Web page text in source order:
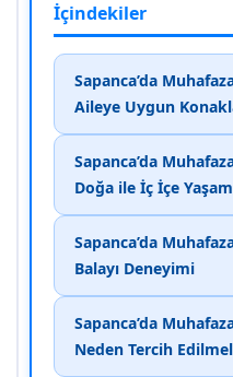
İçindekiler
Sapanca’da
Aileye Uygun
Sapanca’da
Doğa ile İç İçe Yaşam
Sapanca’da
Balayı Deneyimi
Sapanca’da
Neden Tercih